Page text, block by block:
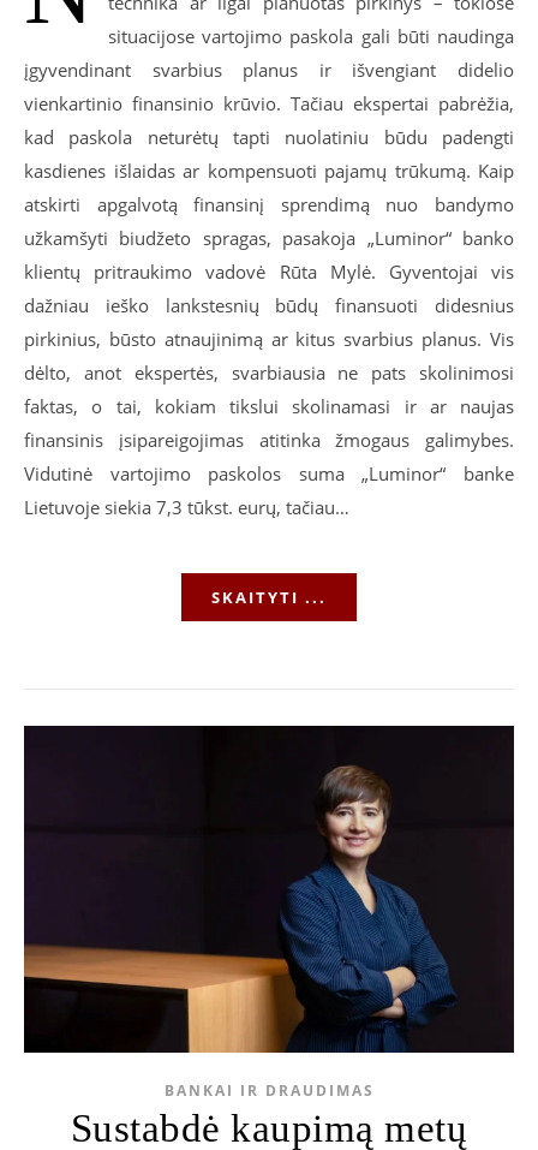
situacijose vartojimo paskola gali būti naudinga
įgyvendinant svarbius planus ir išvengiant didelio
vienkartinio finansinio krūvio. Tačiau ekspertai pabrėžia,
kad paskola neturėtų tapti nuolatiniu būdu padengti
kasdienes išlaidas ar kompensuoti pajamų trūkumą. Kaip
atskirti apgalvotą finansinį sprendimą nuo bandymo
užkamšyti biudžeto spragas, pasakoja „Luminor“ banko
klientų pritraukimo vadovė Rūta Mylė. Gyventojai vis
dažniau ieško lankstesnių būdų finansuoti didesnius
pirkinius, būsto atnaujinimą ar kitus svarbius planus. Vis
dėlto, anot ekspertės, svarbiausia ne pats skolinimosi
faktas, o tai, kokiam tikslui skolinamasi ir ar naujas
finansinis įsipareigojimas atitinka žmogaus galimybes.
Vidutinė vartojimo paskolos suma „Luminor“ banke
Lietuvoje siekia 7,3 tūkst. eurų, tačiau…
SKAITYTI ...
BANKAI IR DRAUDIMAS
Sustabdė kaupimą metų